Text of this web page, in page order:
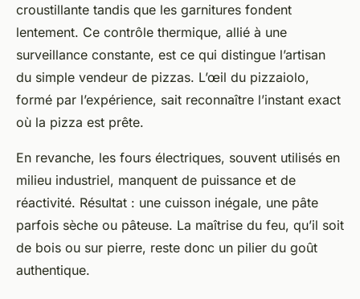
croustillante tandis que les garnitures fondent
lentement. Ce contrôle thermique, allié à une
surveillance constante, est ce qui distingue l’artisan
du simple vendeur de pizzas. L’œil du pizzaiolo,
formé par l’expérience, sait reconnaître l’instant exact
où la pizza est prête.
En revanche, les fours électriques, souvent utilisés en
milieu industriel, manquent de puissance et de
réactivité. Résultat : une cuisson inégale, une pâte
parfois sèche ou pâteuse. La maîtrise du feu, qu’il soit
de bois ou sur pierre, reste donc un pilier du goût
authentique.